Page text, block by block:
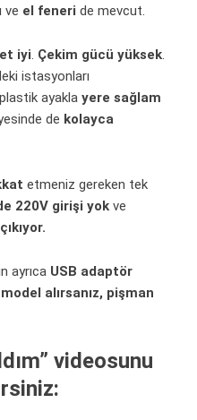
ve el feneri de mevcut.
iyi. Çekim gücü yüksek.
istasyonları
ayakla yere sağlam
de kolayca
etmeniz gereken tek
220V girişi yok ve
ayrıca USB adaptör
alırsanız, pişman
videosunu